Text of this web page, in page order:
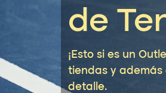
de
¡Esto si es un
tiendas y además
detalle.